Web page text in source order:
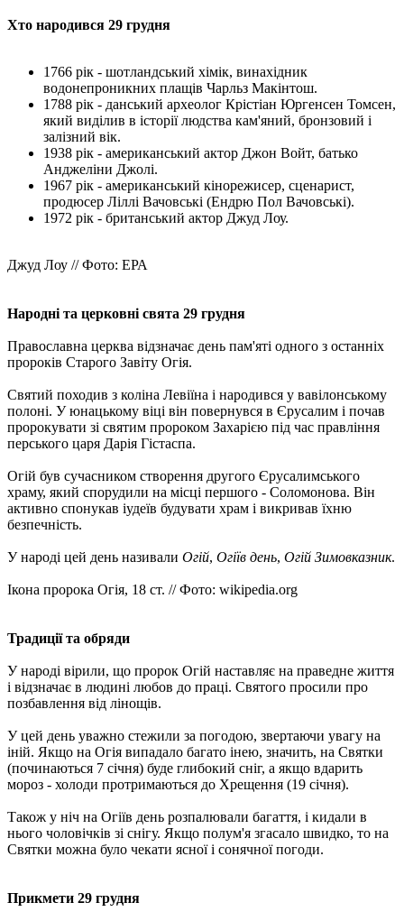
Хто народився 29 грудня
1766 рік - шотландський хімік, винахідник
водонепроникних плащів Чарльз Макінтош.
1788 рік - данський археолог Крістіан Юргенсен Томсен,
який виділив в історії людства кам'яний, бронзовий і
залізний вік.
1938 рік - американський актор Джон Войт, батько
Анджеліни Джолі.
1967 рік - американський кінорежисер, сценарист,
продюсер Ліллі Вачовські (Ендрю Пол Вачовські).
1972 рік - британський актор Джуд Лоу.
Джуд Лоу // Фото: ЕРА
Народні та церковні свята 29 грудня
Православна церква відзначає день пам'яті одного з останніх
пророків Старого Завіту Огія.
Святий походив з коліна Левіїна і народився у вавілонському
полоні. У юнацькому віці він повернувся в Єрусалим і почав
пророкувати зі святим пророком Захарією під час правління
перського царя Дарія Гістаспа.
Огій був сучасником створення другого Єрусалимського
храму, який спорудили на місці першого - Соломонова. Він
активно спонукав іудеїв будувати храм і викривав їхню
безпечність.
У народі цей день називали Огій, Огіїв день, Огій Зимовказник.
Ікона пророка Огія, 18 ст. // Фото: wikipedia.org
Традиції та обряди
У народі вірили, що пророк Огій наставляє на праведне життя
і відзначає в людині любов до праці. Святого просили про
позбавлення від лінощів.
У цей день уважно стежили за погодою, звертаючи увагу на
іній. Якщо на Огія випадало багато інею, значить, на Святки
(починаються 7 січня) буде глибокий сніг, а якщо вдарить
мороз - холоди протримаються до Хрещення (19 січня).
Також у ніч на Огіїв день розпалювали багаття, і кидали в
нього чоловічків зі снігу. Якщо полум'я згасало швидко, то на
Святки можна було чекати ясної і сонячної погоди.
Прикмети 29 грудня